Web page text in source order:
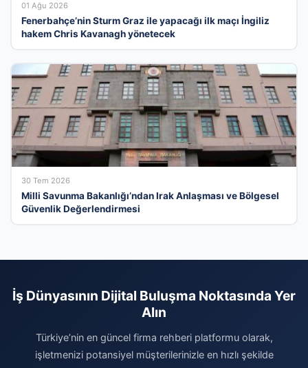
01 Ağu 2026
Fenerbahçe’nin Sturm Graz ile yapacağı ilk maçı İngiliz
hakem Chris Kavanagh yönetecek
30 Tem 2026
Milli Savunma Bakanlığı’ndan Irak Anlaşması ve Bölgesel
Güvenlik Değerlendirmesi
İş Dünyasının Dijital Buluşma Noktasında Yer
Alın
Türkiye’nin en güncel firma rehberi platformu olarak,
işletmenizi potansiyel müşterilerinizle en hızlı şekilde